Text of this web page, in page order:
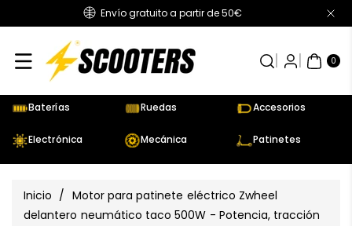
Envío gratuito a partir de 50€
0
AR
TÍC
UL
Baterías Ruedas Accesorios
Electrónica Mecánica Patinetes
Inicio / Motor para patinete eléctrico Zwheel
delantero neumático taco 500W - Potencia, tracción